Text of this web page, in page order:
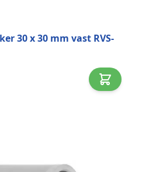
30 x 30 mm vast RVS-